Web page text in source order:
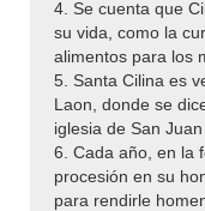
4. Se cuenta que
su vida, como la
alimentos para los
5. Santa Cilina es
Laon, donde se
iglesia de San Juan
6. Cada año, en la
procesión en su
para rendirle